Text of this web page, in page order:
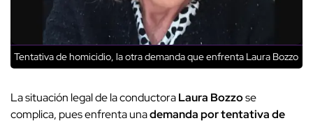
Tentativa de homicidio, la otra demanda que enfrenta Laura Bozzo
La situación legal de la conductoraLaura Bozzose
complica, pues enfrenta unademanda por tentativa de